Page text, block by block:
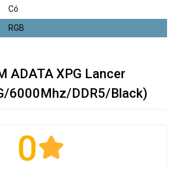
Có
RGB
ADATA XPG Lancer
6000Mhz/DDR5/Black)
0